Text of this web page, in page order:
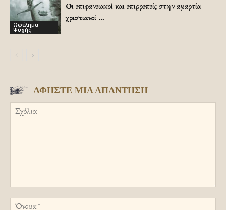
Ωφέλημα
Ψυχής
Οι επιφανειακοί και επιρρεπείς στην αμαρτία
χριστιανοί …
ΑΦΗΣΤΕ ΜΙΑ ΑΠΑΝΤΗΣΗ